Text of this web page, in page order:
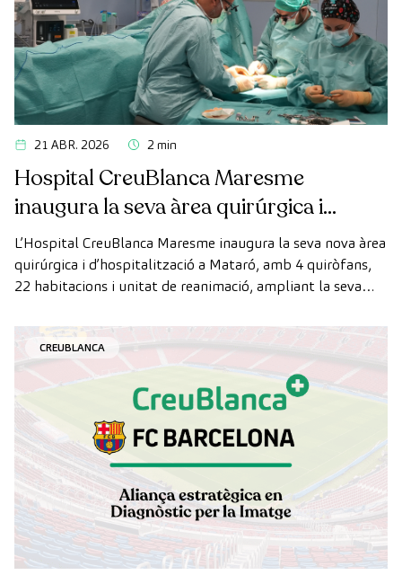
21 ABR. 2026 2 min
Hospital CreuBlanca Maresme
inaugura la seva àrea quirúrgica i
d’hospitalització
L’Hospital CreuBlanca Maresme inaugura la seva nova àrea
quirúrgica i d’hospitalització a Mataró, amb 4 quiròfans,
22 habitacions i unitat de reanimació, ampliant la seva
CREUBLANCA